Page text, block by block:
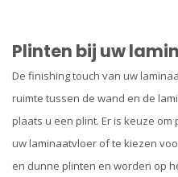
Plinten bij uw
De finishing touch van uw
ruimte tussen de wand en de
plaats u een plint. Er is keuze
uw laminaatvloer of te kiezen
en dunne plinten en worden op